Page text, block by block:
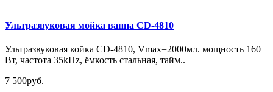
Ультразвуковая мойка ванна CD-4810
Ультразвуковая койка CD-4810, Vmax=2000мл. мощность 160
Вт, частота 35kHz, ёмкость стальная, тайм..
7 500руб.